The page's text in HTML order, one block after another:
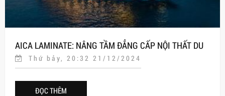
AICA LAMINATE: NÂNG TẦM ĐẲNG CẤP NỘI THẤT DU
THUYỀN GRAND PIONEERS CRUISE
Thứ bảy, 20:32 21/12/2024
ĐỌC THÊM